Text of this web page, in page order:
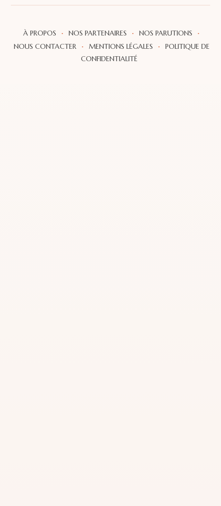
À PROPOS · NOS PARTENAIRES · NOS PARUTIONS ·
NOUS CONTACTER · MENTIONS LÉGALES ·
POLITIQUE DE
CONFIDENTIALITÉ